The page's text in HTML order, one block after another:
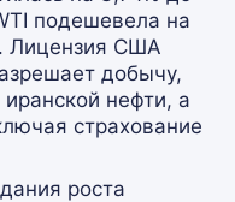
подешевела на
Лицензия США
добычу,
нефти, а
страхование
роста